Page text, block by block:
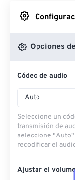
Opciones
Códec de audio
Auto
Seleccione un
transmisión de
seleccione "Auto"
recodificar el
Ajustar el